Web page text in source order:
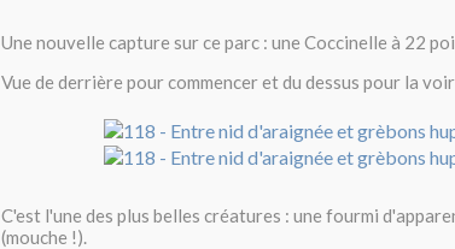
Une nouvelle capture sur ce parc : une Coccinelle à 22
Vue de derrière pour commencer et du dessus pour la
C'est l'une des plus belles créatures : une fourmi
(mouche !).